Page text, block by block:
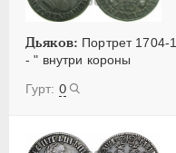
Дьяков: Портрет 1704-
- " внутри короны
0